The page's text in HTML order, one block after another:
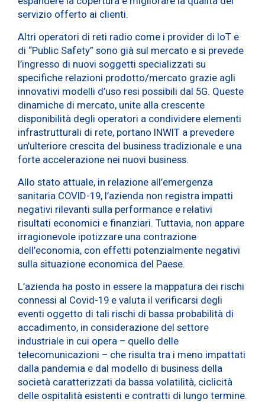
servizio offerto ai clienti.
Altri operatori di reti radio come i provider di IoT e
di “Public Safety” sono già sul mercato e si prevede
l’ingresso di nuovi soggetti specializzati su
specifiche relazioni prodotto/mercato grazie agli
innovativi modelli d’uso resi possibili dal 5G. Queste
dinamiche di mercato, unite alla crescente
disponibilità degli operatori a condividere elementi
infrastrutturali di rete, portano INWIT a prevedere
un’ulteriore crescita del business tradizionale e una
forte accelerazione nei nuovi business.
Allo stato attuale, in relazione all’emergenza
sanitaria COVID-19, l’azienda non registra impatti
negativi rilevanti sulla performance e relativi
risultati economici e finanziari. Tuttavia, non appare
irragionevole ipotizzare una contrazione
dell’economia, con effetti potenzialmente negativi
sulla situazione economica del Paese.
L’azienda ha posto in essere la mappatura dei rischi
connessi al Covid-19 e valuta il verificarsi degli
eventi oggetto di tali rischi di bassa probabilità di
accadimento, in considerazione del settore
industriale in cui opera – quello delle
telecomunicazioni – che risulta tra i meno impattati
dalla pandemia e dal modello di business della
società caratterizzati da bassa volatilità, ciclicità
delle ospitalità esistenti e contratti di lungo termine.